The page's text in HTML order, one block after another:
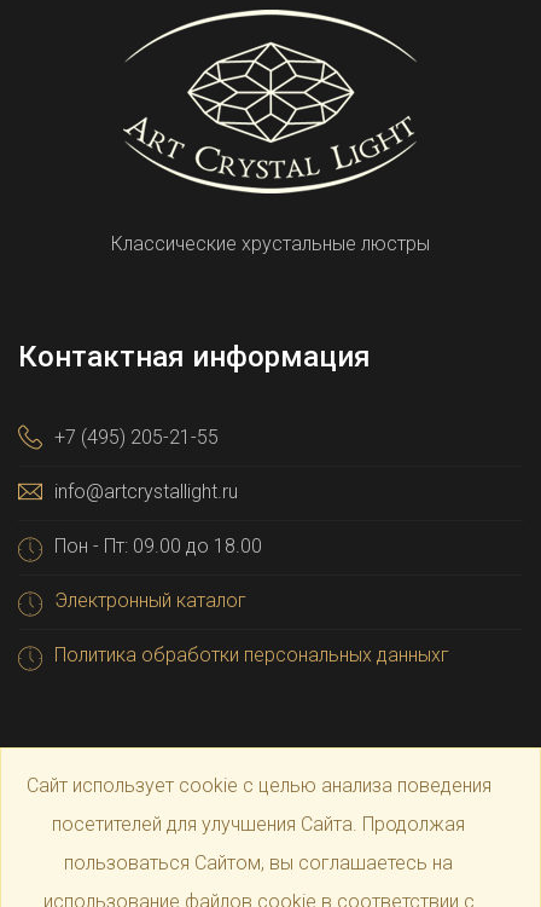
Классические хрустальные люстры
Контактная информация
+7 (495) 205-21-55
info@artcrystallight.ru
Пон - Пт: 09.00 до 18.00
Электронный каталог
Политика обработки персональных данныхг
Сайт использует cookie с целью анализа поведения
посетителей для улучшения Сайта. Продолжая
пользоваться Сайтом, вы соглашаетесь на
использование файлов cookie в соответствии с